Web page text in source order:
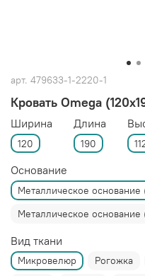
арт. 479633-1-2220-1
Кровать Omega
Ширина
120
Длина
190
Основание
Металлическое
Металлическое
Вид ткани
Микровелюр Рогожка